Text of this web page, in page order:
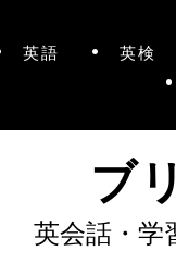
英語 英検
ブ
英会話・学